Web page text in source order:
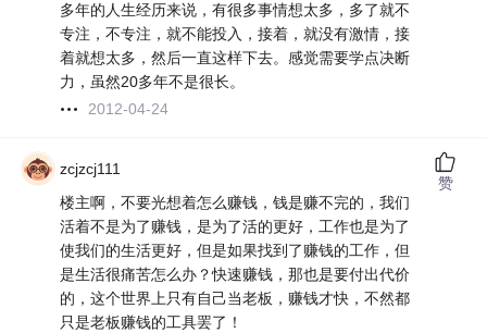
多年的人生经历来说，有很多事情想太多，多了就不
专注，不专注，就不能投入，接着，就没有激情，接
着就想太多，然后一直这样下去。感觉需要学点决断
力，虽然20多年不是很长。
2012-04-24
zcjzcj111
楼主啊，不要光想着怎么赚钱，钱是赚不完的，我们
活着不是为了赚钱，是为了活的更好，工作也是为了
使我们的生活更好，但是如果找到了赚钱的工作，但
是生活很痛苦怎么办？快速赚钱，那也是要付出代价
的，这个世界上只有自己当老板，赚钱才快，不然都
只是老板赚钱的工具罢了！
赞